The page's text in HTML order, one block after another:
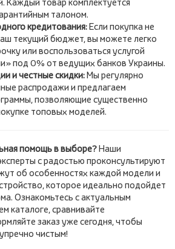
талоном.
кредитования:Если покупка не
текущий бюджет, вы можете легко
или воспользоваться услугой
под 0% от ведущих банков Украины.
и честные скидки:Мы регулярно
распродажи и предлагаем
позволяющие существенно
топовых моделей.
помощь в выборе?Наши
с радостью проконсультируют
об особенностях каждой модели и
которое идеально подойдет
Ознакомьтесь с актуальным
каталоге, сравнивайте
заказ уже сегодня, чтобы
чистым!